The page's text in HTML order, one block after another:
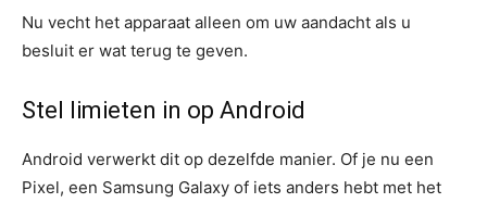
Nu vecht het apparaat alleen om uw aandacht als u
besluit er wat terug te geven.
Stel limieten in op Android
Android verwerkt dit op dezelfde manier. Of je nu een
Pixel, een Samsung Galaxy of iets anders hebt met het